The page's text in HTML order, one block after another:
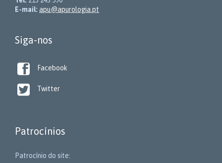
E-mail: apu@apurologia.pt
Siga-nos
 Facebook
 Twitter
Patrocínios
Patrocínio do site: